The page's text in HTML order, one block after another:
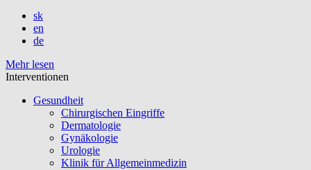
sk
en
de
Mehr lesen
Interventionen
Gesundheit
Chirurgischen Eingriffe
Dermatologie
Gynäkologie
Urologie
Klinik für Allgemeinmedizin